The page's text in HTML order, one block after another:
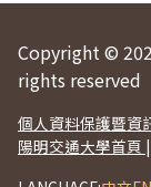
Copyright ©
rights reserved
個人資料保護暨資
陽明交通大學首頁 |